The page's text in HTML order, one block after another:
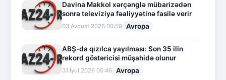
Davina Makkol xərçənglə mübarizədən
sonra televiziya fəaliyyətinə fasilə verir
03.Avqust.2026 00:59 Avropa
ABŞ-da qızılca yayılması: Son 35 ilin
rekord göstəricisi müşahidə olunur
31.İyul.2026 05:46 Avropa